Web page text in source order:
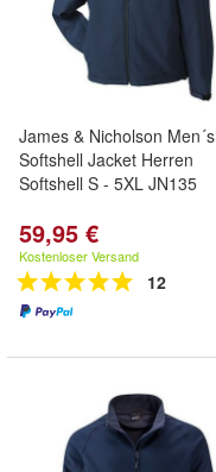
James & Nicholson Men´s
Softshell Jacket Herren
Softshell S - 5XL JN135
59,95 €
Kostenloser Versand
12